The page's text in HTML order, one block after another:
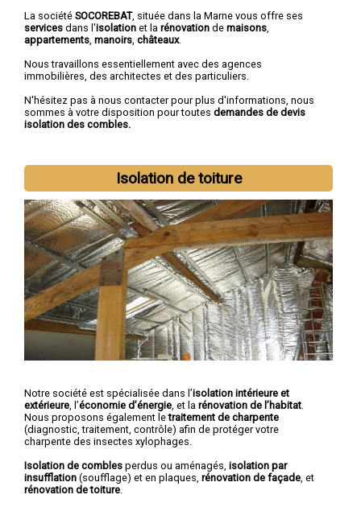
La société SOCOREBAT, située dans la Marne vous offre ses
services dans l'isolation et la rénovation de maisons,
appartements, manoirs, châteaux.
Nous travaillons essentiellement avec des agences
immobilières, des architectes et des particuliers.
N'hésitez pas à nous contacter pour plus d'informations, nous
sommes à votre disposition pour toutes demandes de devis
isolation des combles.
Isolation de toiture
Notre société est spécialisée dans l’isolation intérieure et
extérieure, l’économie d’énergie, et la rénovation de l’habitat.
Nous proposons également letraitement de charpente
(diagnostic, traitement, contrôle) afin de protéger votre
charpente des insectes xylophages.
Isolation de combles perdus ou aménagés, isolation par
insufflation (soufflage) et en plaques, rénovation de façade, et
rénovation de toiture.